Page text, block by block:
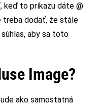
keď to príkazu dáte @
treba dodať, že stále
aby sa toto
Image?
ako samostatná